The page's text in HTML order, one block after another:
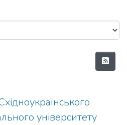
університету